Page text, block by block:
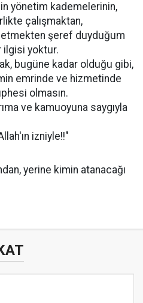
yönetim kademelerinin,
çalışmaktan,
şeref duyduğum
ilgisi yoktur.
bugüne kadar olduğu gibi,
emrinde ve hizmetinde
olmasın.
ve kamuoyuna saygıyla
izniyle!!"
yerine kimin atanacağı